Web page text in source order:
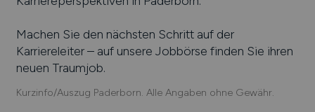
Machen Sie den nächsten Schritt auf der
Karriereleiter – auf unsere Jobbörse finden Sie ihren
neuen Traumjob.
Kurzinfo/Auszug Paderborn. Alle Angaben ohne Gewähr.